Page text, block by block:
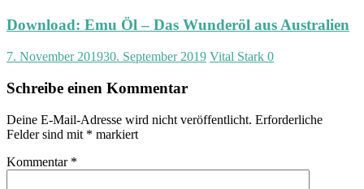
Download: Emu Öl – Das Wunderöl aus Australien
7. November 201930. September 2019 Vital Stark 0
Schreibe einen Kommentar
Deine E-Mail-Adresse wird nicht veröffentlicht. Erforderliche
Felder sind mit * markiert
Kommentar *